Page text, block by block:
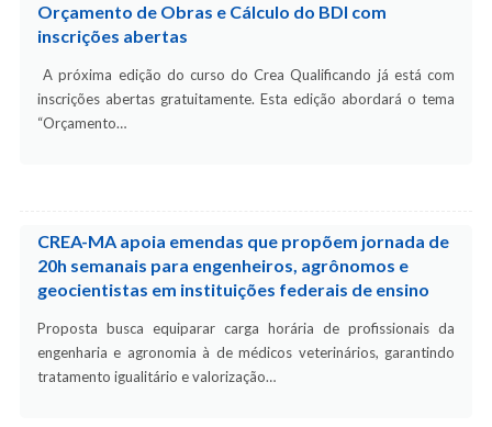
Orçamento de Obras e Cálculo do BDI com
inscrições abertas
A próxima edição do curso do Crea Qualificando já está com
inscrições abertas gratuitamente. Esta edição abordará o tema
“Orçamento…
CREA-MA apoia emendas que propõem jornada de
20h semanais para engenheiros, agrônomos e
geocientistas em instituições federais de ensino
Proposta busca equiparar carga horária de profissionais da
engenharia e agronomia à de médicos veterinários, garantindo
tratamento igualitário e valorização…